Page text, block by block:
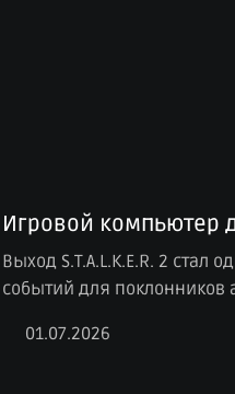
Игровой компьютер
Выход S.T.A.L.K.E.R. 2
событий для
детализированную
01.07.2026